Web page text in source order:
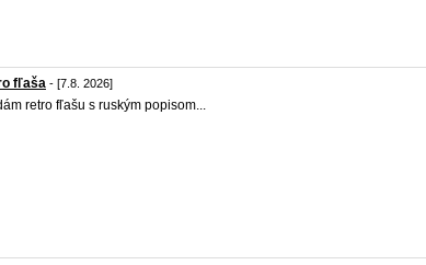
fľaša - [7.8. 2026]
retro fľašu s ruským popisom...